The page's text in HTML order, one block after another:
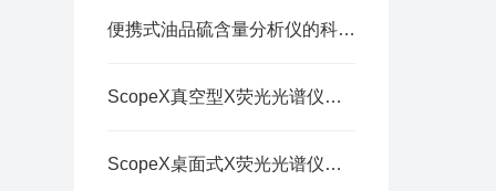
便携式油品硫含量分析仪的科技革新
ScopeX真空型X荧光光谱仪在冰铜成分分析中的应用
ScopeX桌面式X荧光光谱仪：珍珠真伪鉴别好助手